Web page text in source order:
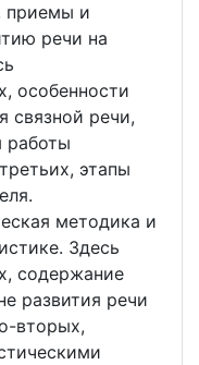
приемы и
речи на
особенности
связной речи,
работы
этапы
методика и
Здесь
содержание
развития речи
вторых,